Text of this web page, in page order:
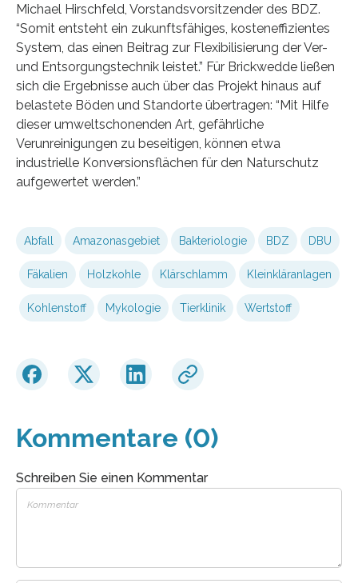
Michael Hirschfeld, Vorstandsvorsitzender des BDZ.
“Somit entsteht ein zukunftsfähiges, kosteneffizientes
System, das einen Beitrag zur Flexibilisierung der Ver-
und Entsorgungstechnik leistet.” Für Brickwedde ließen
sich die Ergebnisse auch über das Projekt hinaus auf
belastete Böden und Standorte übertragen: “Mit Hilfe
dieser umweltschonenden Art, gefährliche
Verunreinigungen zu beseitigen, können etwa
industrielle Konversionsflächen für den Naturschutz
aufgewertet werden.”
Abfall Amazonasgebiet Bakteriologie BDZ DBU
Fäkalien Holzkohle Klärschlamm Kleinkläranlagen
Kohlenstoff Mykologie Tierklinik Wertstoff
Kommentare (0)
Schreiben Sie einen Kommentar